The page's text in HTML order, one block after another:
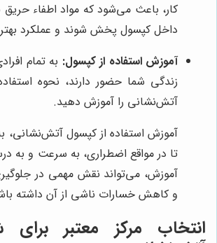
کار، باعث می‌شود که مواد اطفاء
داخل کپسول پخش شوند و عملکرد
آموزش استفاده از کپسول: به تمام
زندگی شما حضور دارند، نحوه
آتش‌نشانی را آموزش دهید.
آموزش استفاده از کپسول آتش‌نشانی،
تا در مواقع اضطراری، به سرعت و به
آموزش، می‌تواند نقش مهمی در
و کاهش خسارات ناشی از آن داشته
انتخاب مرکز معتبر برای